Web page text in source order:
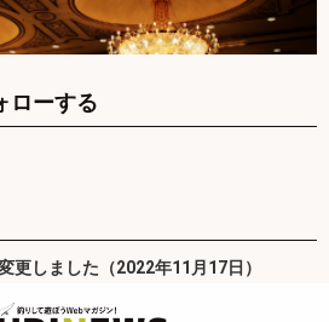
ローする
更しました（2022年11月17日）